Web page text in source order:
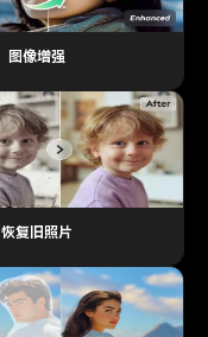
图像增强
恢复旧照片